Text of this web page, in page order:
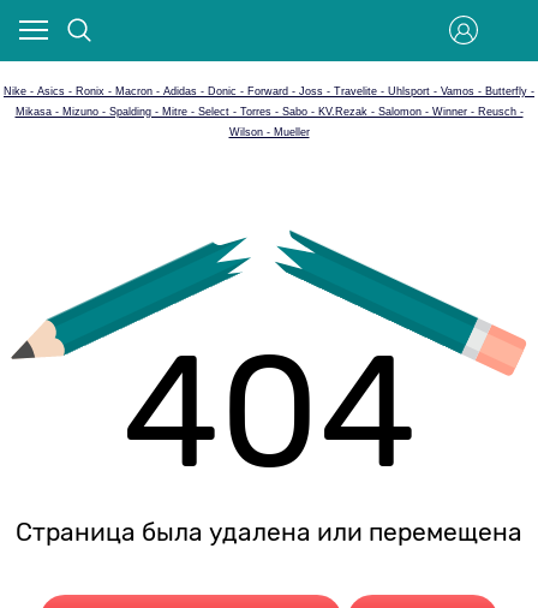
Nike - Asics - Ronix - Macron - Adidas - Donic - Forward - Joss - Travelite - Uhlsport - Vamos - Butterfly -
Mikasa - Mizuno - Spalding - Mitre - Select - Torres - Sabo - KV.Rezak - Salomon - Winner - Reusch -
Wilson - Mueller
404
Страница была удалена или перемещена